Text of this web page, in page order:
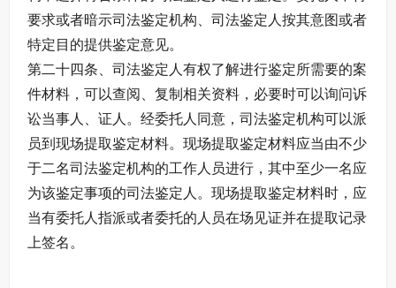
要求或者暗示司法鉴定机构、司法鉴定人按其意图或者
特定目的提供鉴定意见。
第二十四条、司法鉴定人有权了解进行鉴定所需要的案
件材料，可以查阅、复制相关资料，必要时可以询问诉
讼当事人、证人。经委托人同意，司法鉴定机构可以派
员到现场提取鉴定材料。现场提取鉴定材料应当由不少
于二名司法鉴定机构的工作人员进行，其中至少一名应
为该鉴定事项的司法鉴定人。现场提取鉴定材料时，应
当有委托人指派或者委托的人员在场见证并在提取记录
上签名。